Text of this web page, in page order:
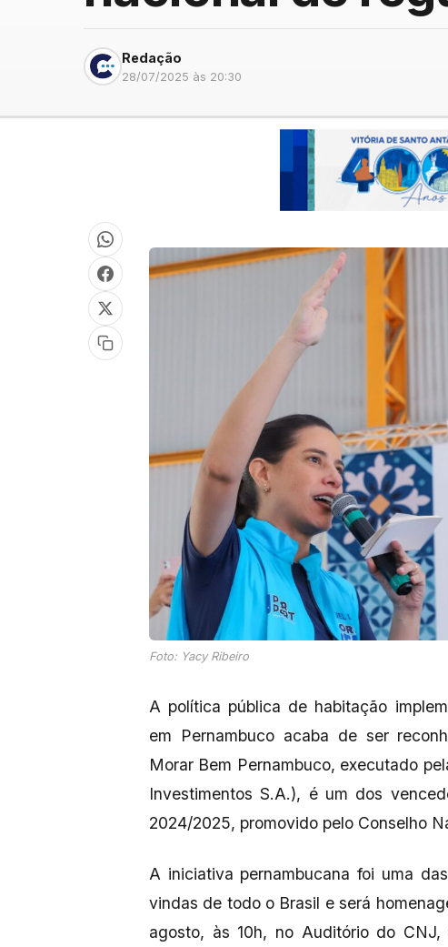
Redação
28/07/2025 às 20:30
Foto: Yacy Ribeiro
A política pública de habitação
em Pernambuco acaba de ser
Morar Bem Pernambuco, executado
Investimentos S.A.), é um dos
2024/2025, promovido pelo Conselho
A iniciativa pernambucana foi uma
vindas de todo o Brasil e será
agosto, às 10h, no Auditório do